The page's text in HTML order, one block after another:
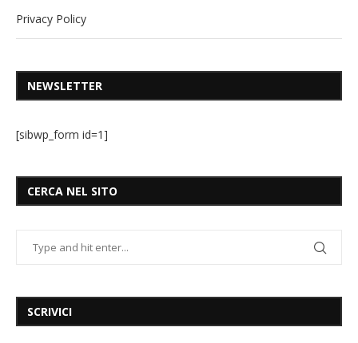
Privacy Policy
NEWSLETTER
[sibwp_form id=1]
CERCA NEL SITO
SCRIVICI